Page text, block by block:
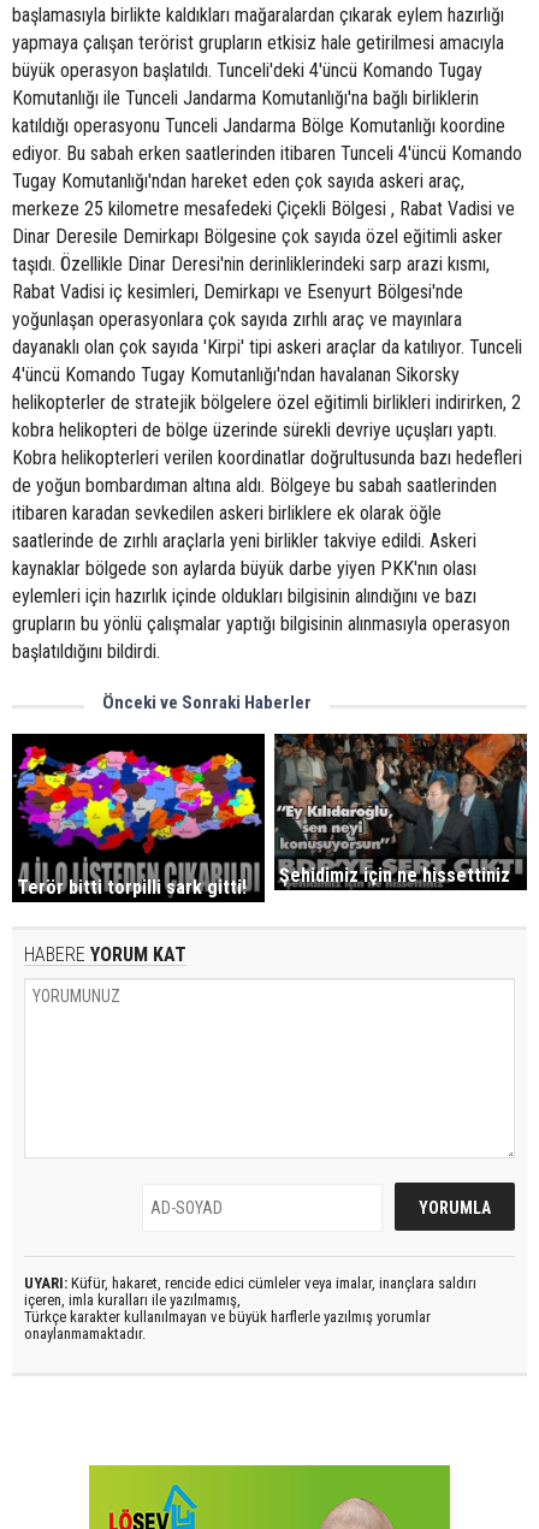
başlamasıyla birlikte kaldıkları mağaralardan çıkarak eylem hazırlığı
yapmaya çalışan terörist grupların etkisiz hale getirilmesi amacıyla
büyük operasyon başlatıldı. Tunceli'deki 4'üncü Komando Tugay
Komutanlığı ile Tunceli Jandarma Komutanlığı'na bağlı birliklerin
katıldığı operasyonu Tunceli Jandarma Bölge Komutanlığı koordine
ediyor. Bu sabah erken saatlerinden itibaren Tunceli 4'üncü Komando
Tugay Komutanlığı'ndan hareket eden çok sayıda askeri araç,
merkeze 25 kilometre mesafedeki Çiçekli Bölgesi , Rabat Vadisi ve
Dinar Deresile Demirkapı Bölgesine çok sayıda özel eğitimli asker
taşıdı. Özellikle Dinar Deresi'nin derinliklerindeki sarp arazi kısmı,
Rabat Vadisi iç kesimleri, Demirkapı ve Esenyurt Bölgesi'nde
yoğunlaşan operasyonlara çok sayıda zırhlı araç ve mayınlara
dayanaklı olan çok sayıda 'Kirpi' tipi askeri araçlar da katılıyor. Tunceli
4'üncü Komando Tugay Komutanlığı'ndan havalanan Sikorsky
helikopterler de stratejik bölgelere özel eğitimli birlikleri indirirken, 2
kobra helikopteri de bölge üzerinde sürekli devriye uçuşları yaptı.
Kobra helikopterleri verilen koordinatlar doğrultusunda bazı hedefleri
de yoğun bombardıman altına aldı. Bölgeye bu sabah saatlerinden
itibaren karadan sevkedilen askeri birliklere ek olarak öğle
saatlerinde de zırhlı araçlarla yeni birlikler takviye edildi. Askeri
kaynaklar bölgede son aylarda büyük darbe yiyen PKK'nın olası
eylemleri için hazırlık içinde oldukları bilgisinin alındığını ve bazı
grupların bu yönlü çalışmalar yaptığı bilgisinin alınmasıyla operasyon
başlatıldığını bildirdi.
Önceki ve Sonraki Haberler
Terör bitti torpilli sark gitti!
Şehidimiz için ne hissettiniz
HABERE YORUM KAT
UYARI: Küfür, hakaret, rencide edici cümleler veya imalar, inançlara saldırı
içeren, imla kuralları ile yazılmamış,
Türkçe karakter kullanılmayan ve büyük harflerle yazılmış yorumlar
onaylanmamaktadır.